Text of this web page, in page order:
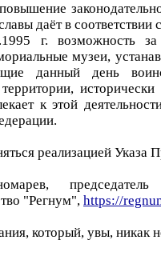
даёт в
г. возможность за
музеи,
данный день
территории,
к этой
реализацией Указа
"Регнум", https://
который, увы, никак